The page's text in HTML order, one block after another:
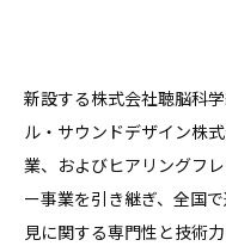
新設する株式会社聴脳科
ル・サウンドデザイン株
業、およびヒアリングフ
ー事業を引き継ぎ、全国
見に関する専門性と技術